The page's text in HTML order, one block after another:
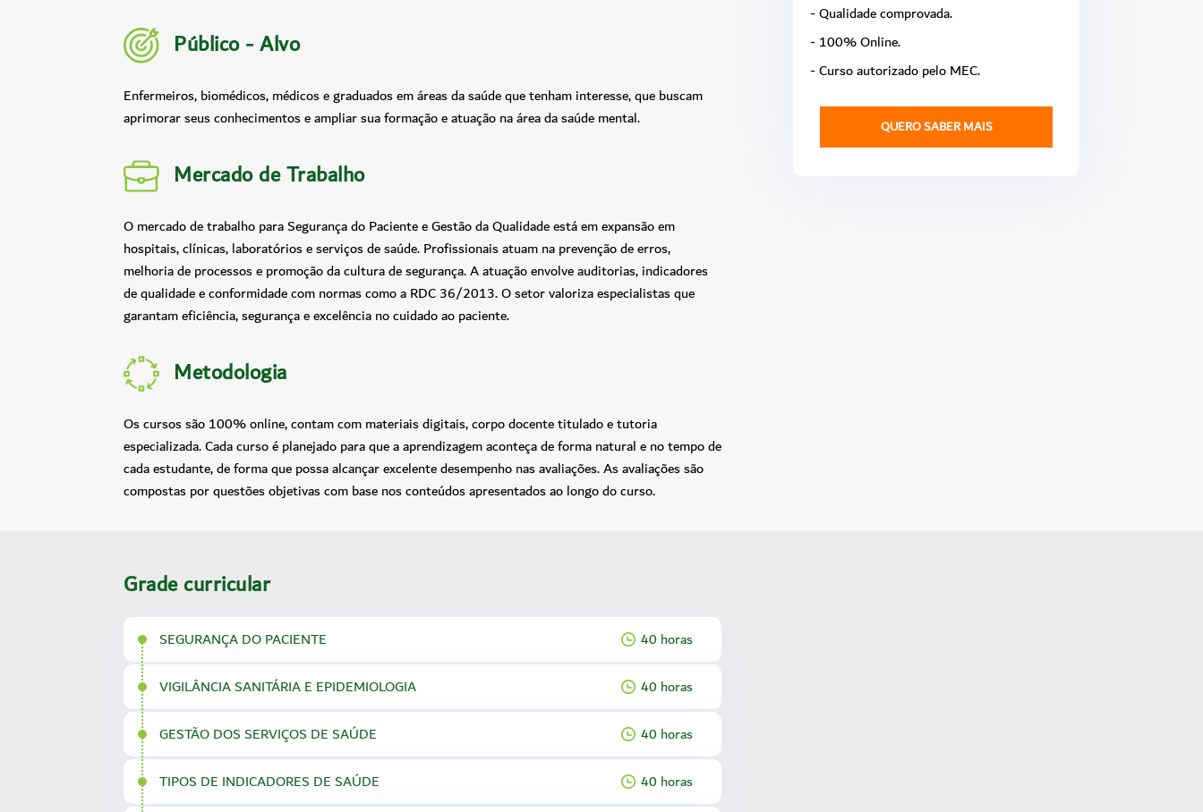
Público - Alvo
Enfermeiros, biomédicos, médicos e graduados em áreas da saúde que tenham interesse, que buscam
aprimorar seus conhecimentos e ampliar sua formação e atuação na área da saúde mental.
Mercado de Trabalho
O mercado de trabalho para Segurança do Paciente e Gestão da Qualidade está em expansão em
hospitais, clínicas, laboratórios e serviços de saúde. Profissionais atuam na prevenção de erros,
melhoria de processos e promoção da cultura de segurança. A atuação envolve auditorias, indicadores
de qualidade e conformidade com normas como a RDC 36/2013. O setor valoriza especialistas que
garantam eficiência, segurança e excelência no cuidado ao paciente.
Metodologia
Os cursos são 100% online, contam com materiais digitais, corpo docente titulado e tutoria
especializada. Cada curso é planejado para que a aprendizagem aconteça de forma natural e no tempo de
cada estudante, de forma que possa alcançar excelente desempenho nas avaliações. As avaliações são
compostas por questões objetivas com base nos conteúdos apresentados ao longo do curso.
Grade curricular
SEGURANÇA DO PACIENTE 40 horas
VIGILÂNCIA SANITÁRIA E EPIDEMIOLOGIA 40 horas
GESTÃO DOS SERVIÇOS DE SAÚDE 40 horas
TIPOS DE INDICADORES DE SAÚDE 40 horas
- Qualidade comprovada.
- 100% Online.
- Curso autorizado pelo MEC.
QUERO SABER MAIS